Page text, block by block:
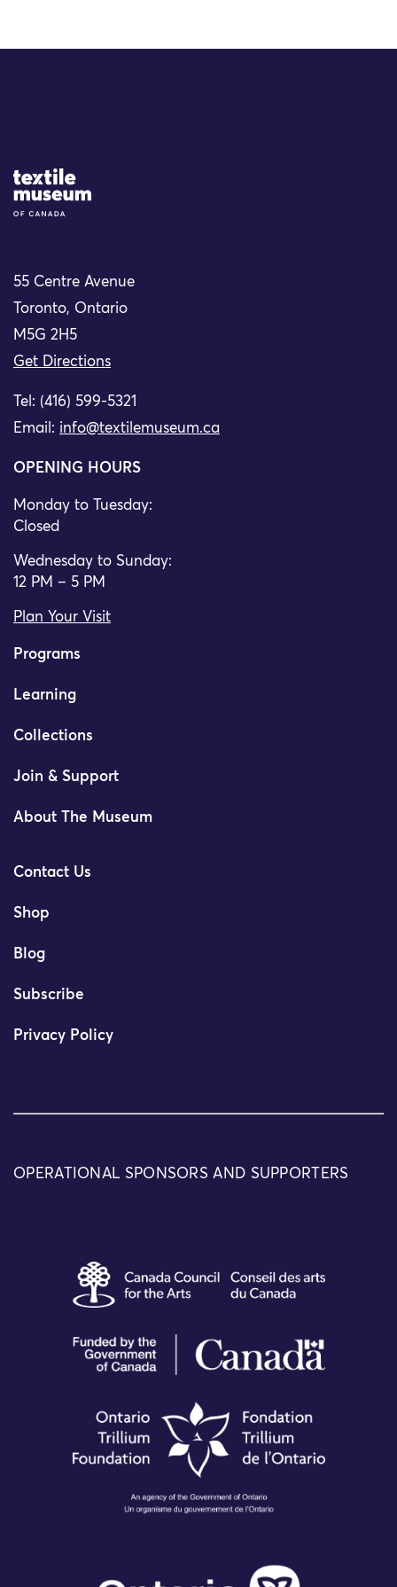
Site Logo
55 Centre Avenue
Toronto, Ontario
M5G 2H5
Get Directions
Tel: (416) 599-5321
Email: info@textilemuseum.ca
OPENING HOURS
Monday to Tuesday:
Closed
Wednesday to Sunday:
12 PM – 5 PM
Plan Your Visit
Programs
Learning
Collections
Join & Support
About The Museum
Contact Us
Shop
Blog
Subscribe
Privacy Policy
OPERATIONAL SPONSORS AND SUPPORTERS